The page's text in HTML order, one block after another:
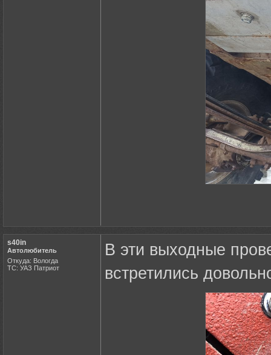
s40in
Автолюбитель
Откуда: Вологда
ТС: УАЗ Патриот
В эти выходные
встретились